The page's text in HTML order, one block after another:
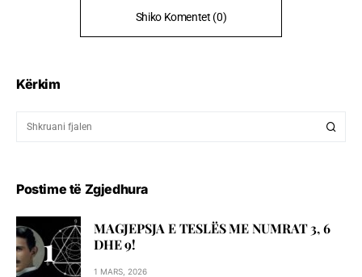
Shiko Komentet (0)
Kërkim
Postime të Zgjedhura
MAGJEPSJA E TESLËS ME NUMRAT 3, 6
DHE 9!
1 MARS, 2026